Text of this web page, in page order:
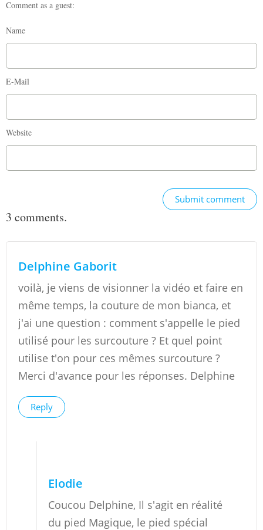
Comment as a guest:
Name
E-Mail
Website
Submit comment
3 comments.
Delphine Gaborit
voilà, je viens de visionner la vidéo et faire en
même temps, la couture de mon bianca, et
j'ai une question : comment s'appelle le pied
utilisé pour les surcouture ? Et quel point
utilise t'on pour ces mêmes surcouture ?
Merci d'avance pour les réponses. Delphine
Reply
Elodie
Coucou Delphine, Il s'agit en réalité
du pied Magique, le pied spécial